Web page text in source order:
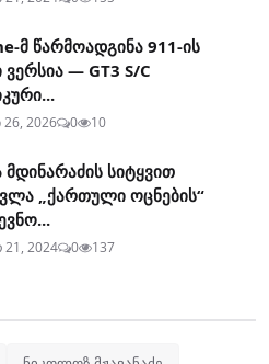
მ წარმოადგინა 911-ის
— GT3 S/C
2026 0 10
მდინარაძის სიტყვით
„ქართული ოცნების“
21, 2024 0 137